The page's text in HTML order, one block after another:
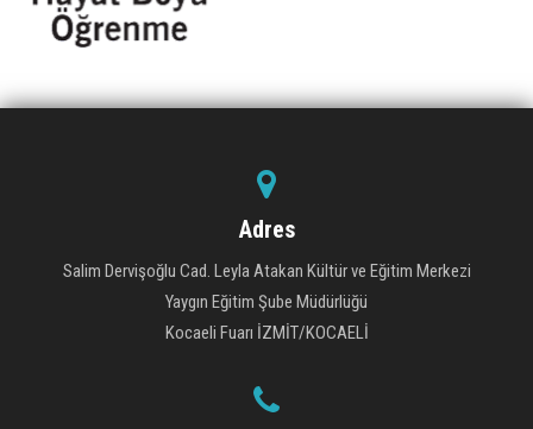
Adres
Salim Dervişoğlu Cad. Leyla Atakan Kültür ve Eğitim Merkezi
Yaygın Eğitim Şube Müdürlüğü
Kocaeli Fuarı İZMİT/KOCAELİ